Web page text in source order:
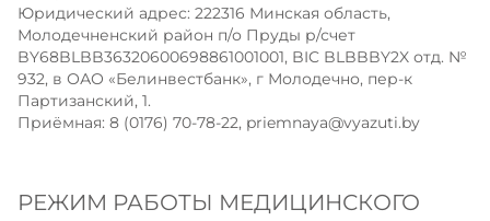
Юридический адрес: 222316 Минская область,
Молодечненский район п/о Пруды р/счет
BY68BLBB36320600698861001001, BIC BLBBBY2X отд. №
932, в ОАО «Белинвестбанк», г Молодечно, пер-к
Партизанский, 1.
Приёмная: 8 (0176) 70-78-22, priemnaya@vyazuti.by
РЕЖИМ РАБОТЫ МЕДИЦИНСКОГО